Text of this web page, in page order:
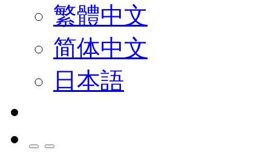
繁體中文
简体中文
日本語